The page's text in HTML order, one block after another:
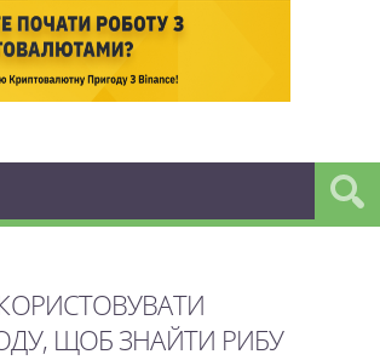
ЩОБ ЗНАЙТИ РИБУ